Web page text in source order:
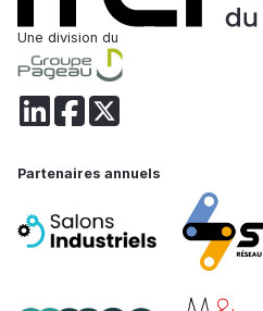
Une division du
Partenaires annuels